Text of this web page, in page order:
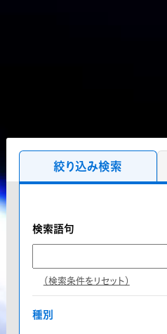
絞り込み検索
検索語句
（検索条件をリセット）
種別